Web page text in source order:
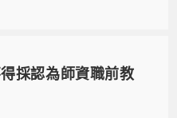
採認為師資職前教